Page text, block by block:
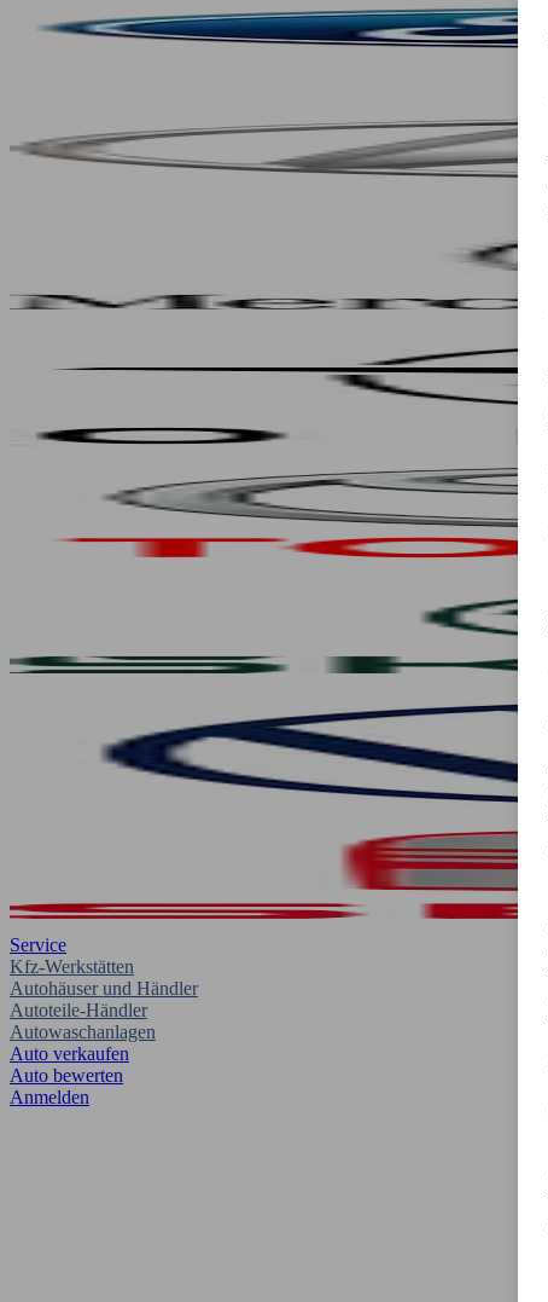
Service
Kfz-Werkstätten
Autohäuser und Händler
Autoteile-Händler
Autowaschanlagen
Auto verkaufen
Auto bewerten
Anmelden